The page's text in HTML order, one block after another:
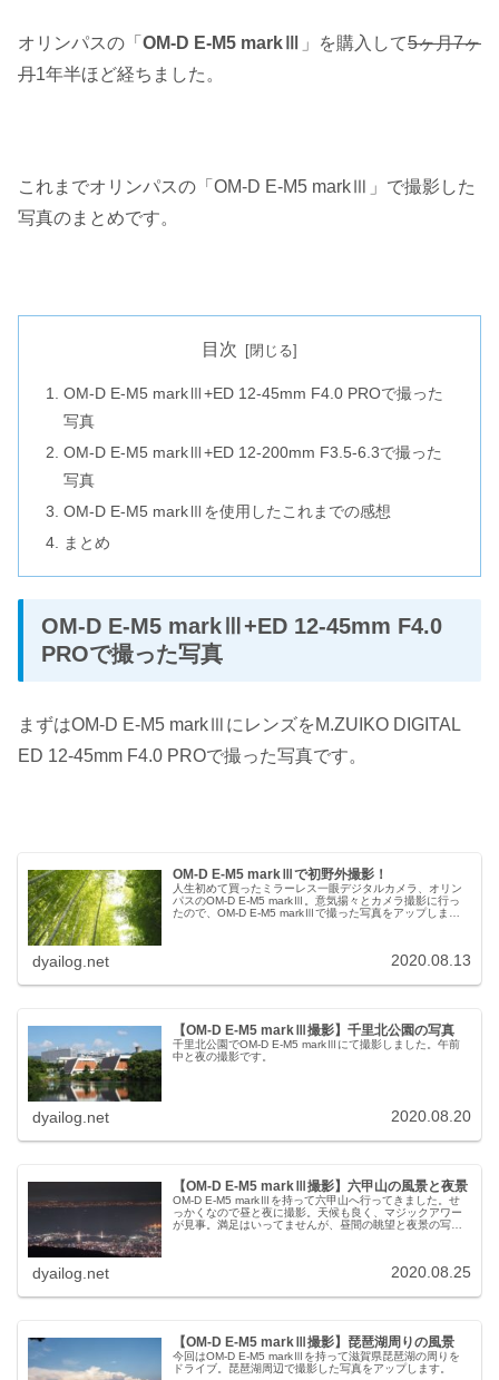
オリンパスの「 OM-D E-M5 markⅢ 」を購入して5ヶ月7ヶ
月1年半ほど経ちました。
これまでオリンパスの「OM-D E-M5 markⅢ」で撮影した
写真のまとめです。
目次
OM-D E-M5 markⅢ+ED 12-45mm F4.0 PROで撮った
写真
OM-D E-M5 markⅢ+ED 12-200mm F3.5-6.3で撮った
写真
OM-D E-M5 markⅢを使用したこれまでの感想
まとめ
OM-D E-M5 markⅢ+ED 12-45mm F4.0
PROで撮った写真
まずはOM-D E-M5 markⅢにレンズをM.ZUIKO DIGITAL
ED 12-45mm F4.0 PROで撮った写真です。
OM-D E-M5 markⅢで初野外撮影！
人生初めて買ったミラーレス一眼デジタルカメラ、オリン
パスのOM-D E-M5 markⅢ。意気揚々とカメラ撮影に行っ
たので、OM-D E-M5 markⅢで撮った写真をアップしま
dyailog.net 2020.08.13
【OM-D E-M5 markⅢ撮影】千里北公園の写真
千里北公園でOM-D E-M5 markⅢにて撮影しました。午前
中と夜の撮影です。
dyailog.net 2020.08.20
【OM-D E-M5 markⅢ撮影】六甲山の風景と夜景
OM-D E-M5 markⅢを持って六甲山へ行ってきました。せ
っかくなので昼と夜に撮影。天候も良く、マジックアワー
が見事。満足はいってませんが、昼間の眺望と夜景の写真
dyailog.net 2020.08.25
【OM-D E-M5 markⅢ撮影】琵琶湖周りの風景
今回はOM-D E-M5 markⅢを持って滋賀県琵琶湖の周りを
ドライブ。琵琶湖周辺で撮影した写真をアップします。